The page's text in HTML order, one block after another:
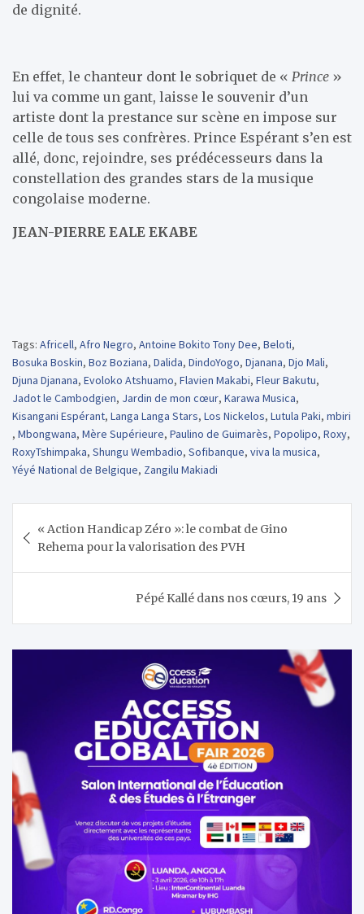
de dignité.
En effet, le chanteur dont le sobriquet de « Prince »
lui va comme un gant, laisse le souvenir d’un
artiste dont la prestance sur scène en impose sur
celle de tous ses confrères. Prince Espérant s’en est
allé, donc, rejoindre, ses prédécesseurs dans la
constellation des grandes stars de la musique
congolaise moderne.
JEAN-PIERRE EALE EKABE
Tags: Africell, Afro Negro, Antoine Bokito Tony Dee, Beloti,
Bosuka Boskin, Boz Boziana, Dalida, DindoYogo, Djanana, Djo Mali,
Djuna Djanana, Evoloko Atshuamo, Flavien Makabi, Fleur Bakutu,
Jadot le Cambodgien, Jardin de mon cœur, Karawa Musica,
Kisangani Espérant, Langa Langa Stars, Los Nickelos, Lutula Paki, mbiri
, Mbongwana, Mère Supérieure, Paulino de Guimarès, Popolipo, Roxy,
RoxyTshimpaka, Shungu Wembadio, Sofibanque, viva la musica,
Yéyé National de Belgique, Zangilu Makiadi
de
l’article
« Action Handicap Zéro »: le combat de Gino
Rehema pour la valorisation des PVH
Pépé Kallé dans nos cœurs, 19 ans